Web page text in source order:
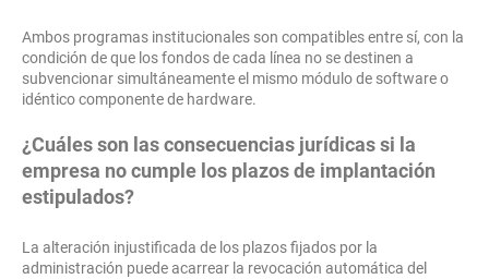
Ambos programas institucionales son compatibles entre sí, con la
condición de que los fondos de cada línea no se destinen a
subvencionar simultáneamente el mismo módulo de software o
idéntico componente de hardware.
¿Cuáles son las consecuencias jurídicas si la
empresa no cumple los plazos de implantación
estipulados?
La alteración injustificada de los plazos fijados por la
administración puede acarrear la revocación automática del